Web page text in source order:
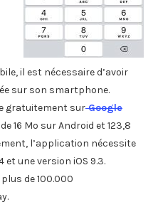
il est nécessaire d’avoir
sur son smartphone.
gratuitement surGoogle
16 Mo sur Android et 123,8
l’application nécessite
et une version iOS 9.3.
de 100.000